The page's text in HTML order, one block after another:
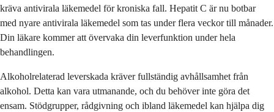
kräva antivirala läkemedel för kroniska fall. Hepatit C är nu botbar
med nyare antivirala läkemedel som tas under flera veckor till månader.
Din läkare kommer att övervaka din leverfunktion under hela
behandlingen.
Alkoholrelaterad leverskada kräver fullständig avhållsamhet från
alkohol. Detta kan vara utmanande, och du behöver inte göra det
ensam. Stödgrupper, rådgivning och ibland läkemedel kan hjälpa dig